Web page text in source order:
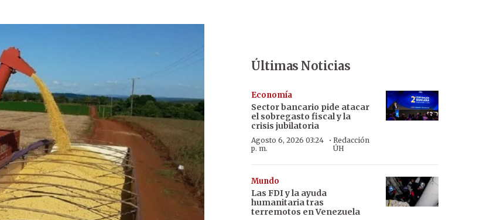
Últimas Noticias
Economía
Sector bancario pide atacar
el sobregasto fiscal y la
crisis jubilatoria
Agosto 6, 2026 03:24
p. m.
· Redacción
ÚH
Mundo
Las FDI y la ayuda
humanitaria tras
terremotos en Venezuela